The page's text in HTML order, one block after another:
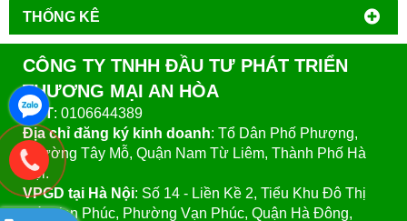
THỐNG KÊ
CÔNG TY TNHH ĐẦU TƯ PHÁT TRIỂN
THƯƠNG MẠI AN HÒA
MST: 0106644389
Địa chỉ đăng ký kinh doanh: Tổ Dân Phố Phượng,
Phường Tây Mỗ, Quận Nam Từ Liêm, Thành Phố Hà
Nội.
VPGD tại Hà Nội: Số 14 - Liền Kề 2, Tiểu Khu Đô Thị
Mới Vạn Phúc, Phường Vạn Phúc, Quận Hà Đông,